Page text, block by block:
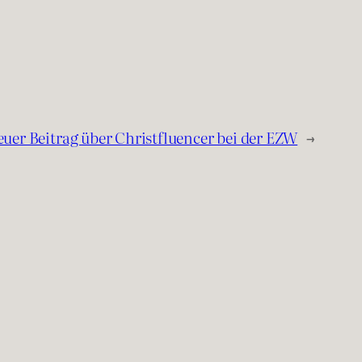
Beitrag über Christfluencer bei der EZW →